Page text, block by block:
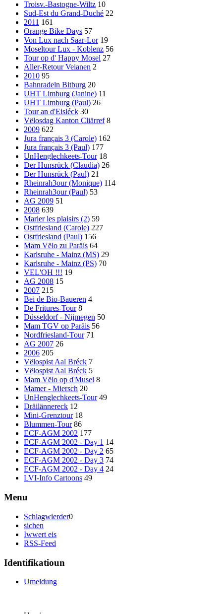
Troisv.-Bastogne-Wiltz 10
Sud-Est du Grand-Duché 22
2011 161
Orange Bike Days 57
Von Lux nach Saar-Lor 19
Moseltour Lux - Koblenz 56
Tour op d' Happy Mosel 27
Aller-Retour Veianen 2
2010 95
Bahnradeln Bitburg 20
UHT Limburg (Janine) 11
UHT Limburg (Paul) 26
Tour an d'Eisléck 30
Vëlosdag Kanton Cliärref 8
2009 622
Jura français 3 (Carole) 162
Jura français 3 (Paul) 177
UnHenglechkeets-Tour 18
Der Hunsrück (Claudia) 26
Der Hunsrück (Paul) 21
Rheinrah3our (Monique) 114
Rheinrah3our (Paul) 53
AG 2009 51
2008 639
Marier les plaisirs (2) 59
Ostfriesland (Carole) 227
Ostfriesland (Paul) 156
Mam Vëlo zu Paräis 64
Karlsruhe - Mainz (MS) 29
Karlsruhe - Mainz (PS) 70
VEL'OH !!! 19
AG 2008 15
2007 215
Bei de Bio-Baueren 4
De Fritures-Tour 8
Düsseldorf - Nijmegen 50
Mam TGV op Paräis 56
Nordfriesland-Tour 71
AG 2007 26
2006 205
Vëlospist Aal Bréck 7
Vëlospist Aal Bréck 5
Mam Vëlo op d'Musel 8
Mamer - Miersch 20
UnHenglechkeets-Tour 49
Dräilännereck 12
Mini-Grenztour 18
Blummen-Tour 86
ECF-AGM 2002 177
ECF-AGM 2002 - Day 1 14
ECF-AGM 2002 - Day 2 65
ECF-AGM 2002 - Day 3 74
ECF-AGM 2002 - Day 4 24
LVI-Info Cartoons 49
Menu
Schlagwierder0
sichen
Iwwert eis
RSS-Feed
Identifikatioun
Umeldung